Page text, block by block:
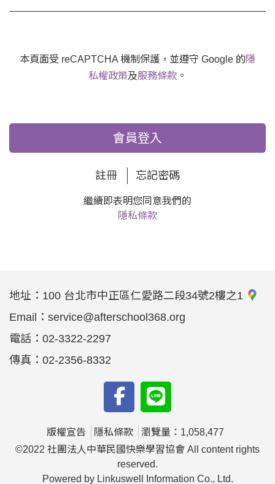
本頁面受 reCAPTCHA 機制保護，並遵守 Google 的隱
私權政策及服務條款 。
會員登入
註冊 忘記密碼
繼續即表明您同意我們的
隱私條款
地址： 100 台北市中正區仁愛路二段34號2樓之1
Email： service@afterschool368.org
電話： 02-3322-2297
傳真： 02-2356-8332
版權宣告 隱私條款
瀏覽量：1,058,477
©2022 社團法人中華民國快樂學習協會 All content rights
reserved.
Powered by Linkuswell Information Co., Ltd.